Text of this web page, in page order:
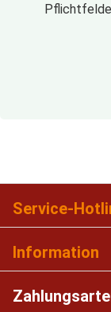
Service-
Information